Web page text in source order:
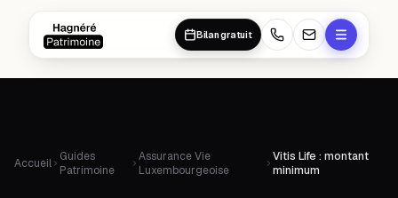
Bilan gratuit
Accueil
Guides
Patrimoine
Assurance Vie
Luxembourgeoise
Vitis Life : montant
minimum